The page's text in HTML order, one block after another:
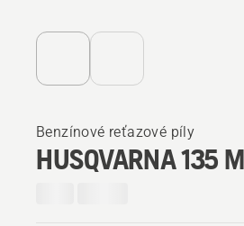
Benzínové reťazové píly
HUSQVARNA 135